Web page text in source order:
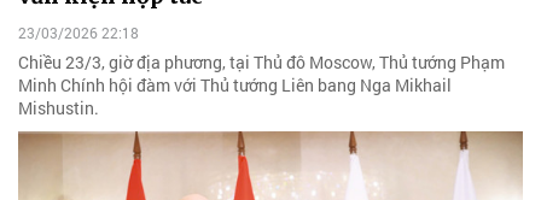
23/03/2026 22:18
Chiều 23/3, giờ địa phương, tại Thủ đô Moscow, Thủ tướng Phạm
Minh Chính hội đàm với Thủ tướng Liên bang Nga Mikhail
Mishustin.